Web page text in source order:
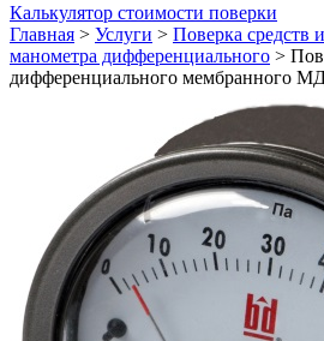
Калькулятор стоимости поверки
Главная > Услуги > Поверка средств
манометра дифференциального >
дифференциального мембранного